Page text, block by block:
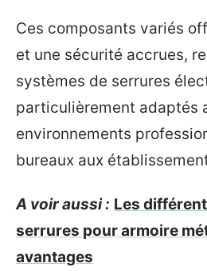
Ces composants variés
et une sécurité accrues,
systèmes de serrures
particulièrement adaptés
environnements
bureaux aux
A voir aussi : Les
serrures pour armoire
avantages